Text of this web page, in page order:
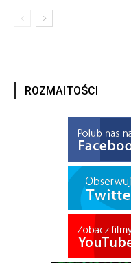
ROZMAITOŚCI